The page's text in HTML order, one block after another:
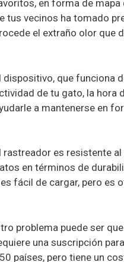
en forma de mapa
tus vecinos ha tomado
el extraño olor que
dispositivo, que funciona
de tu gato, la hora
a mantenerse en
rastreador es resistente
en términos de
fácil de cargar, pero es
problema puede ser
una suscripción
países, pero tiene un